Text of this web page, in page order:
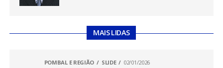
MAIS LIDAS
POMBAL E REGIÃO SLIDE 02/01/2026